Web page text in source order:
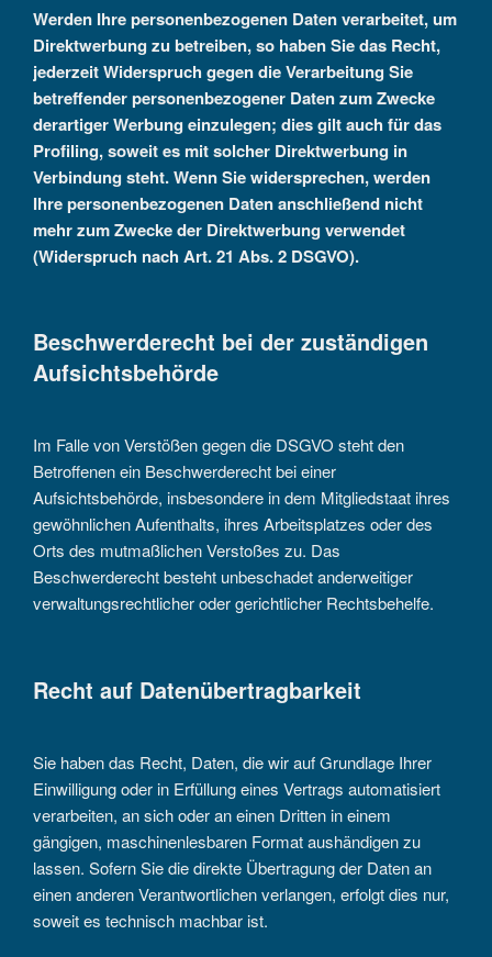
Werden Ihre personenbezogenen Daten verarbeitet, um
Direktwerbung zu betreiben, so haben Sie das Recht,
jederzeit Widerspruch gegen die Verarbeitung Sie
betreffender personenbezogener Daten zum Zwecke
derartiger Werbung einzulegen; dies gilt auch für das
Profiling, soweit es mit solcher Direktwerbung in
Verbindung steht. Wenn Sie widersprechen, werden
Ihre personenbezogenen Daten anschließend nicht
mehr zum Zwecke der Direktwerbung verwendet
(Widerspruch nach Art. 21 Abs. 2 DSGVO).
Beschwerderecht bei der zuständigen
Aufsichtsbehörde
Im Falle von Verstößen gegen die DSGVO steht den
Betroffenen ein Beschwerderecht bei einer
Aufsichtsbehörde, insbesondere in dem Mitgliedstaat ihres
gewöhnlichen Aufenthalts, ihres Arbeitsplatzes oder des
Orts des mutmaßlichen Verstoßes zu. Das
Beschwerderecht besteht unbeschadet anderweitiger
verwaltungsrechtlicher oder gerichtlicher Rechtsbehelfe.
Recht auf Datenübertragbarkeit
Sie haben das Recht, Daten, die wir auf Grundlage Ihrer
Einwilligung oder in Erfüllung eines Vertrags automatisiert
verarbeiten, an sich oder an einen Dritten in einem
gängigen, maschinenlesbaren Format aushändigen zu
lassen. Sofern Sie die direkte Übertragung der Daten an
einen anderen Verantwortlichen verlangen, erfolgt dies nur,
soweit es technisch machbar ist.